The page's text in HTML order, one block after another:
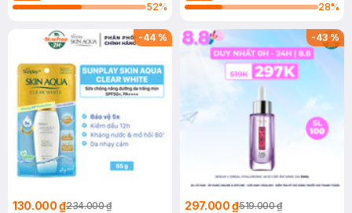
52%
28%
-44 %
130.000 ₫234.000 ₫
-43%
297.000 ₫519.000 ₫